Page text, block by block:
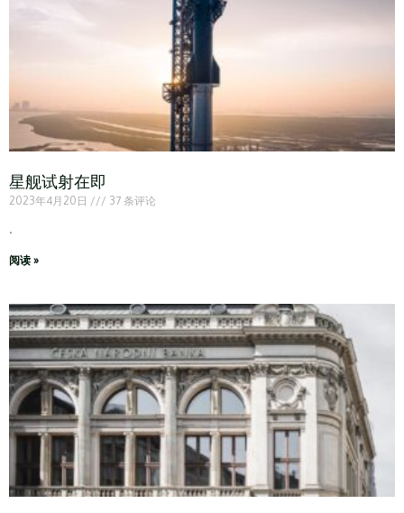
星舰试射在即
2023年4月20日 37 条评论
.
阅读 »